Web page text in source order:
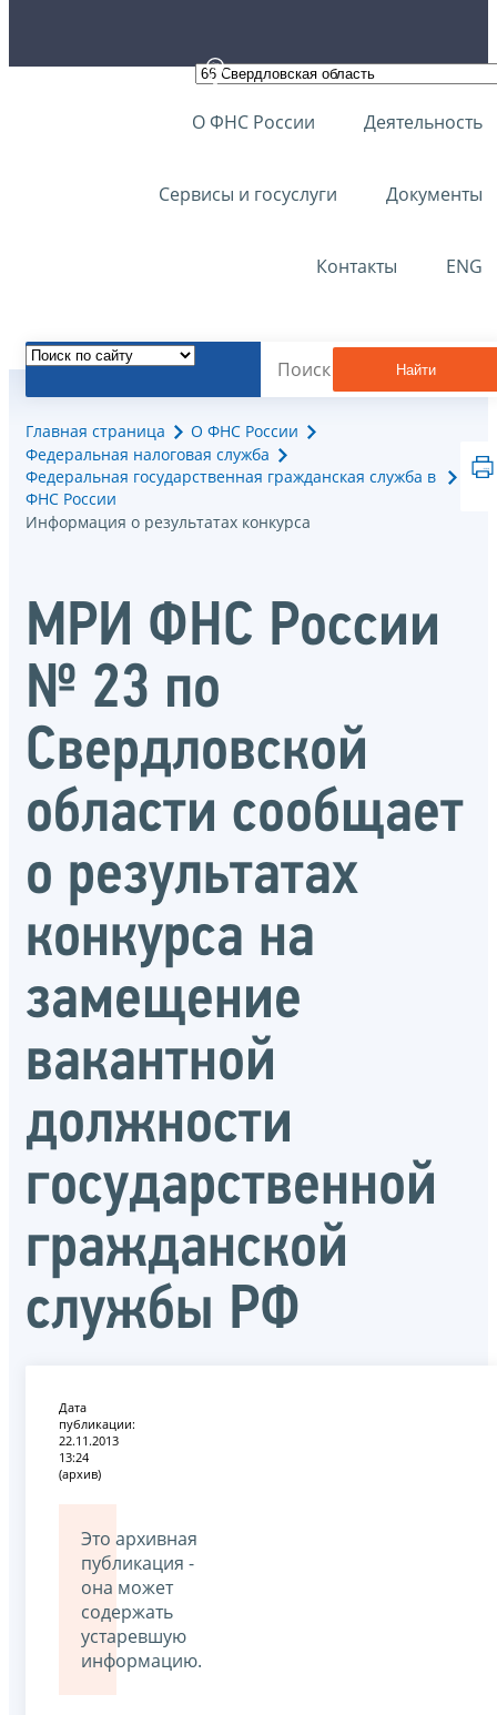
О ФНС России Деятельность
Сервисы и госуслуги Документы
Контакты ENG
Найти
Главная страница
О ФНС России
Федеральная налоговая служба
Федеральная государственная гражданская служба в
ФНС России
Информация о результатах конкурса
МРИ ФНС России
№ 23 по
Свердловской
области сообщает
о результатах
конкурса на
замещение
вакантной
должности
государственной
гражданской
службы РФ
Дата
публикации:
22.11.2013
13:24
(архив)
Это архивная
публикация -
она может
содержать
устаревшую
информацию.